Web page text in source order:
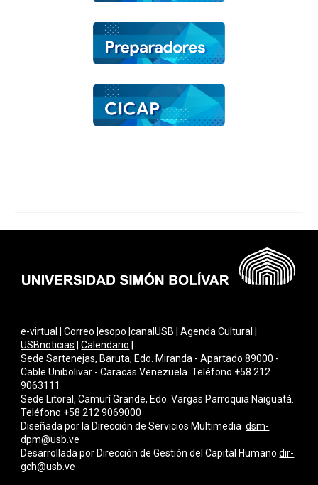
e-virtual |Correo |esopo |canalUSB |Agenda Cultural
USBnoticias |Calendario
Sede Sartenejas, Baruta, Edo. Miranda - Apartado 89000 -
Cable Unibolivar - Caracas Venezuela. Teléfono +58 212
9063111
Sede Litoral, Camurí Grande, Edo. Vargas Parroquia Naiguatá.
Teléfono +58 212 9069000
Diseñada por la Dirección de Servicios Multimediadsm-
dpm@usb.ve
Desarrollada por Dirección de Gestión del Capital Humano dir-
gch@usb.ve